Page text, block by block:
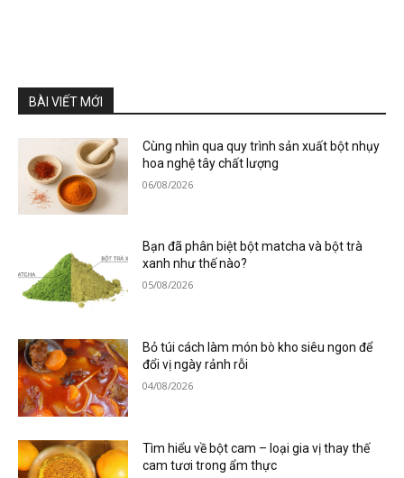
BÀI VIẾT MỚI
Cùng nhìn qua quy trình sản xuất bột nhụy
hoa nghệ tây chất lượng
06/08/2026
Bạn đã phân biệt bột matcha và bột trà
xanh như thế nào?
05/08/2026
Bỏ túi cách làm món bò kho siêu ngon để
đổi vị ngày rảnh rỗi
04/08/2026
Tìm hiểu về bột cam – loại gia vị thay thế
cam tươi trong ẩm thực